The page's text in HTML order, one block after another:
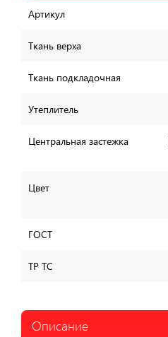
Артикул
Ткань верха
Ткань подкладочная
Утеплитель
Центральная застежка
Цвет
ГОСТ
ТР ТС
Описание